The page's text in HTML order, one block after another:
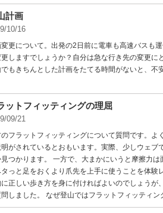
計画
10/16
更について。出発の2日前に電車も高速バスも
しますでしょうか？自分は急な行き先の変更
もきちんとした計画をたてる時間がないと、
ットフィッティングの理屈
09/21
フラットフィッティングについて質問です。
がされているとおもいます。実際、少しウェ
つかります。 一方で、大まかにいうと摩擦力
っと足をおくより爪先を上手に使うことを体
正しい歩き方を身に付ければよいのでしょう
しました。 なぜ登山ではフラットフィッティン